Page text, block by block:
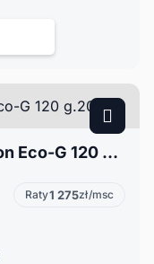
Renault Captur II 1.2 evolution Eco-G 120 g.2026
Raty1 275zł/msc